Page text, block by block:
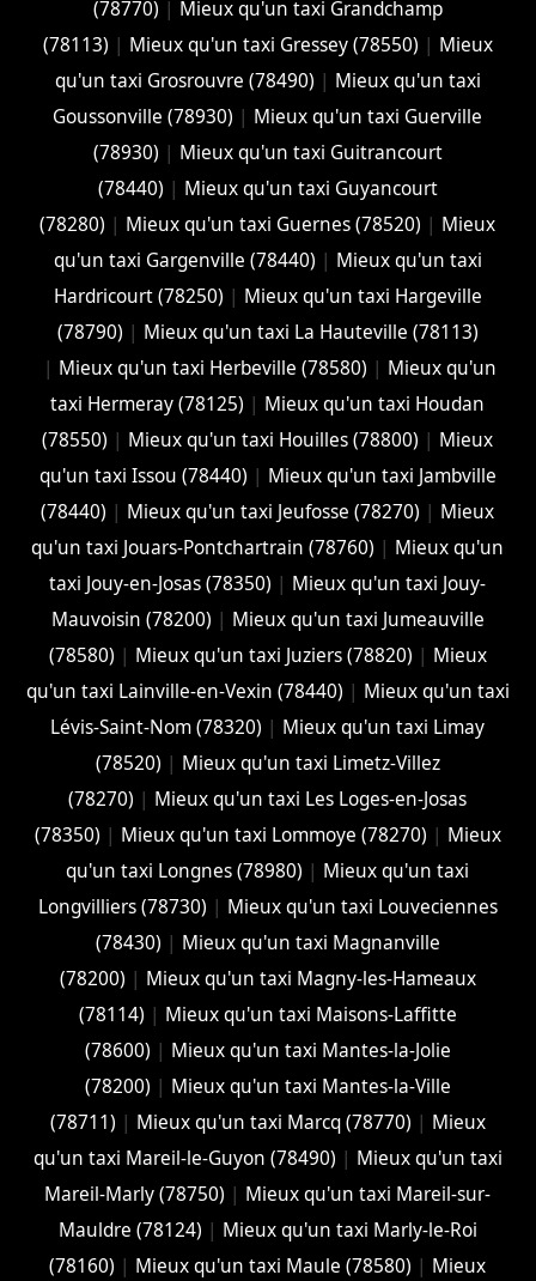
(78770) | Mieux qu'un taxi Grandchamp
(78113) | Mieux qu'un taxi Gressey (78550) | Mieux
qu'un taxi Grosrouvre (78490) | Mieux qu'un taxi
Goussonville (78930) | Mieux qu'un taxi Guerville
(78930) | Mieux qu'un taxi Guitrancourt
(78440) | Mieux qu'un taxi Guyancourt
(78280) | Mieux qu'un taxi Guernes (78520) | Mieux
qu'un taxi Gargenville (78440) | Mieux qu'un taxi
Hardricourt (78250) | Mieux qu'un taxi Hargeville
(78790) | Mieux qu'un taxi La Hauteville (78113)
| Mieux qu'un taxi Herbeville (78580) | Mieux qu'un
taxi Hermeray (78125) | Mieux qu'un taxi Houdan
(78550) | Mieux qu'un taxi Houilles (78800) | Mieux
qu'un taxi Issou (78440) | Mieux qu'un taxi Jambville
(78440) | Mieux qu'un taxi Jeufosse (78270) | Mieux
qu'un taxi Jouars-Pontchartrain (78760) | Mieux qu'un
taxi Jouy-en-Josas (78350) | Mieux qu'un taxi Jouy-
Mauvoisin (78200) | Mieux qu'un taxi Jumeauville
(78580) | Mieux qu'un taxi Juziers (78820) | Mieux
qu'un taxi Lainville-en-Vexin (78440) | Mieux qu'un taxi
Lévis-Saint-Nom (78320) | Mieux qu'un taxi Limay
(78520) | Mieux qu'un taxi Limetz-Villez
(78270) | Mieux qu'un taxi Les Loges-en-Josas
(78350) | Mieux qu'un taxi Lommoye (78270) | Mieux
qu'un taxi Longnes (78980) | Mieux qu'un taxi
Longvilliers (78730) | Mieux qu'un taxi Louveciennes
(78430) | Mieux qu'un taxi Magnanville
(78200) | Mieux qu'un taxi Magny-les-Hameaux
(78114) | Mieux qu'un taxi Maisons-Laffitte
(78600) | Mieux qu'un taxi Mantes-la-Jolie
(78200) | Mieux qu'un taxi Mantes-la-Ville
(78711) | Mieux qu'un taxi Marcq (78770) | Mieux
qu'un taxi Mareil-le-Guyon (78490) | Mieux qu'un taxi
Mareil-Marly (78750) | Mieux qu'un taxi Mareil-sur-
Mauldre (78124) | Mieux qu'un taxi Marly-le-Roi
(78160) | Mieux qu'un taxi Maule (78580) | Mieux